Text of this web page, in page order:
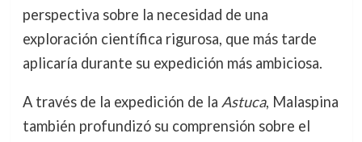
perspectiva sobre la necesidad de una
exploración científica rigurosa, que más tarde
aplicaría durante su expedición más ambiciosa.
A través de la expedición de la Astuca, Malaspina
también profundizó su comprensión sobre el